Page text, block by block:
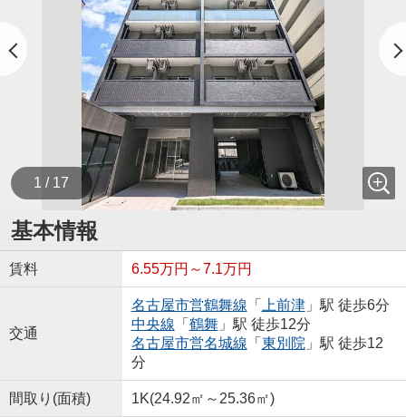
1 / 17
基本情報
賃料 6.55万円～7.1万円
交通
名古屋市営鶴舞線 「 上前津」駅 徒歩6分
中央線 「 鶴舞」駅 徒歩12分
名古屋市営名城線 「 東別院 」駅 徒歩12
分
間取り(面積) 1K(24.92㎡～25.36㎡)